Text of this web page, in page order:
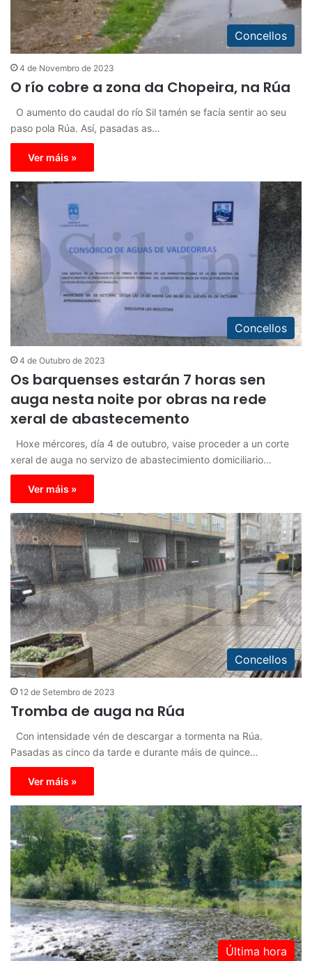
Concellos
4 de Novembro de 2023
O río cobre a zona da Chopeira, na Rúa
O aumento do caudal do río Sil tamén se facía sentir ao seu
paso pola Rúa. Así, pasadas as…
Ver máis »
Concellos
4 de Outubro de 2023
Os barquenses estarán 7 horas sen
auga nesta noite por obras na rede
xeral de abastecemento
Hoxe mércores, día 4 de outubro, vaise proceder a un corte
xeral de auga no servizo de abastecimiento domiciliario…
Ver máis »
Concellos
12 de Setembro de 2023
Tromba de auga na Rúa
Con intensidade vén de descargar a tormenta na Rúa.
Pasadas as cinco da tarde e durante máis de quince…
Ver máis »
Última hora